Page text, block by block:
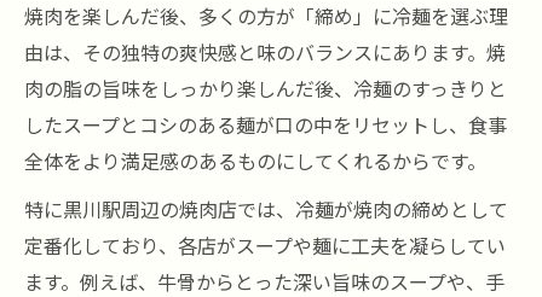
焼肉を楽しんだ後、多くの方が「締め」に冷麺を選ぶ理
由は、その独特の爽快感と味のバランスにあります。焼
肉の脂の旨味をしっかり楽しんだ後、冷麺のすっきりと
したスープとコシのある麺が口の中をリセットし、食事
全体をより満足感のあるものにしてくれるからです。
特に黒川駅周辺の焼肉店では、冷麺が焼肉の締めとして
定番化しており、各店がスープや麺に工夫を凝らしてい
ます。例えば、牛骨からとった深い旨味のスープや、手